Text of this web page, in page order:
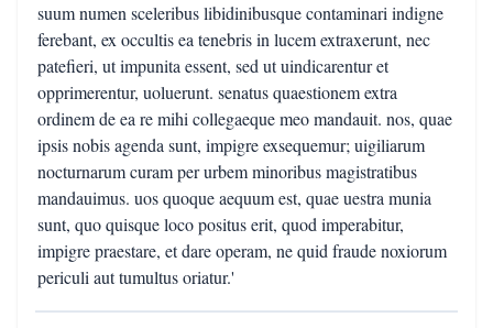
suum numen sceleribus libidinibusque contaminari indigne
ferebant, ex occultis ea tenebris in lucem extraxerunt, nec
patefieri, ut impunita essent, sed ut uindicarentur et
opprimerentur, uoluerunt. senatus quaestionem extra
ordinem de ea re mihi collegaeque meo mandauit. nos, quae
ipsis nobis agenda sunt, impigre exsequemur; uigiliarum
nocturnarum curam per urbem minoribus magistratibus
mandauimus. uos quoque aequum est, quae uestra munia
sunt, quo quisque loco positus erit, quod imperabitur,
impigre praestare, et dare operam, ne quid fraude noxiorum
periculi aut tumultus oriatur.'